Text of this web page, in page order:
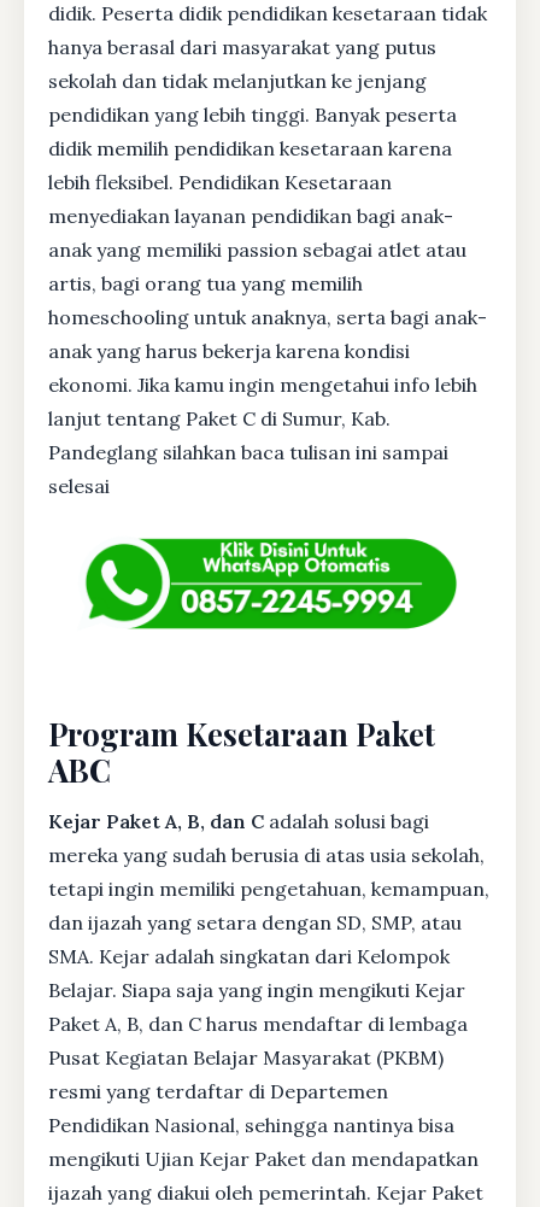
didik. Peserta didik pendidikan kesetaraan tidak
hanya berasal dari masyarakat yang putus
sekolah dan tidak melanjutkan ke jenjang
pendidikan yang lebih tinggi. Banyak peserta
didik memilih pendidikan kesetaraan karena
lebih fleksibel. Pendidikan Kesetaraan
menyediakan layanan pendidikan bagi anak-
anak yang memiliki passion sebagai atlet atau
artis, bagi orang tua yang memilih
homeschooling untuk anaknya, serta bagi anak-
anak yang harus bekerja karena kondisi
ekonomi. Jika kamu ingin mengetahui info lebih
lanjut tentang Paket C di Sumur, Kab.
Pandeglang silahkan baca tulisan ini sampai
selesai
Program Kesetaraan Paket
ABC
Kejar Paket A, B, dan C adalah solusi bagi
mereka yang sudah berusia di atas usia sekolah,
tetapi ingin memiliki pengetahuan, kemampuan,
dan ijazah yang setara dengan SD, SMP, atau
SMA. Kejar adalah singkatan dari Kelompok
Belajar. Siapa saja yang ingin mengikuti Kejar
Paket A, B, dan C harus mendaftar di lembaga
Pusat Kegiatan Belajar Masyarakat (PKBM)
resmi yang terdaftar di Departemen
Pendidikan Nasional, sehingga nantinya bisa
mengikuti Ujian Kejar Paket dan mendapatkan
ijazah yang diakui oleh pemerintah. Kejar Paket